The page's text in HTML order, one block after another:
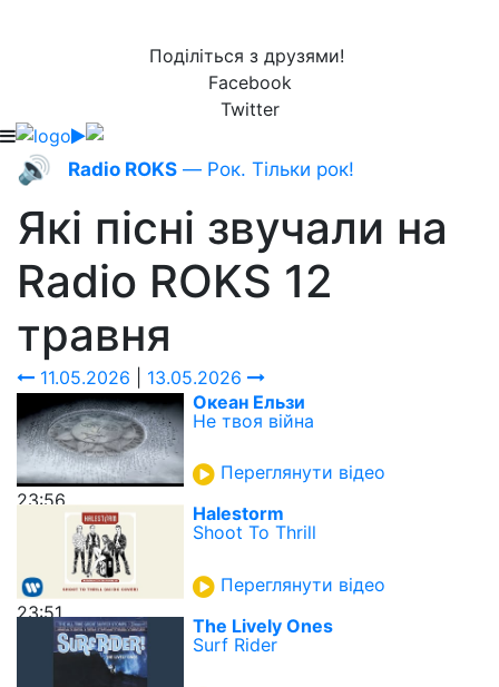
Поділіться з друзями!
Facebook
Twitter
🔊 Radio ROKS — Рок. Тільки рок!
Які пісні звучали на
Radio ROKS 12
травня
11.05.2026 13.05.2026
23:56
Океан Ельзи
Не твоя війна
Переглянути відео
23:51
Halestorm
Shoot To Thrill
Переглянути відео
The Lively Ones
Surf Rider